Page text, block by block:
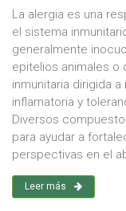
La alergia es una
el sistema
generalmente
epitelios animales o
inmunitaria dirigida a
inflamatoria y
Diversos
para ayudar a
perspectivas en el
Leer más